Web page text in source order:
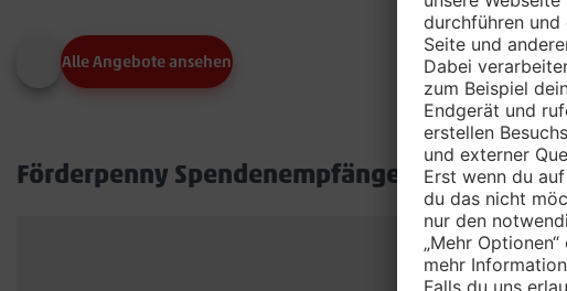
Alle Angebote ansehen
Förderpenny Spendenempfänger in deinem